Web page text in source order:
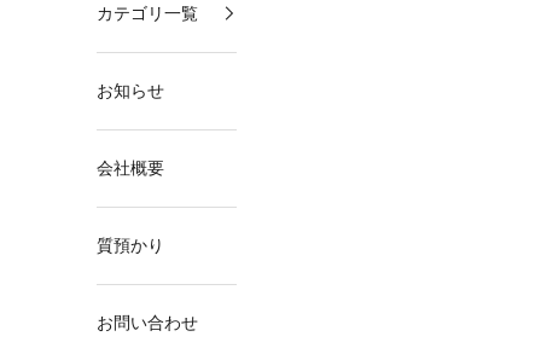
カテゴリ一覧
お知らせ
会社概要
質預かり
お問い合わせ